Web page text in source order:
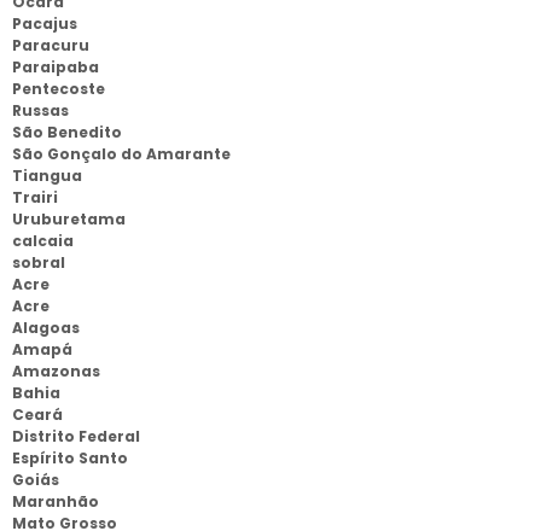
Pacajus
Paracuru
Paraipaba
Pentecoste
Russas
São Benedito
São Gonçalo do Amarante
Tiangua
Trairi
Uruburetama
calcaia
sobral
Acre
Acre
Alagoas
Amapá
Amazonas
Bahia
Ceará
Distrito Federal
Espírito Santo
Goiás
Maranhão
Mato Grosso